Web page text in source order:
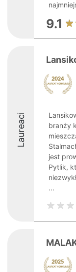
9.1
Laureaci
branży
jest
Pytlik,
...